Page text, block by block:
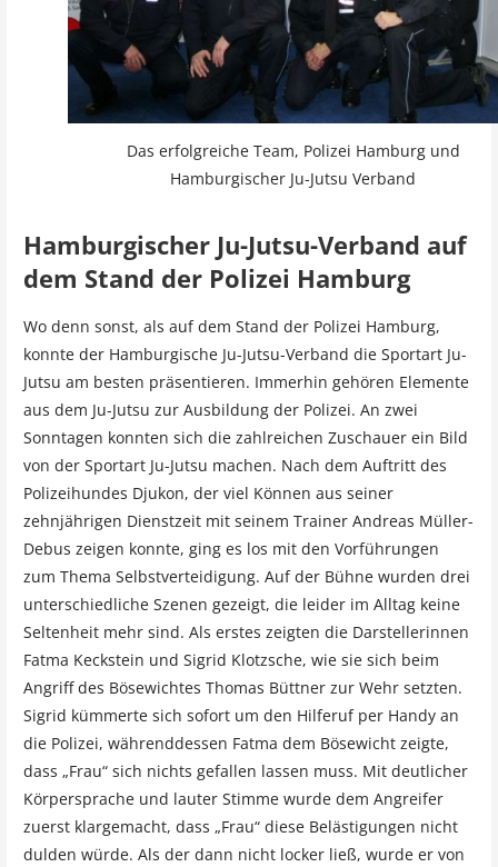
Das erfolgreiche Team, Polizei Hamburg und
Hamburgischer Ju-Jutsu Verband
Hamburgischer Ju-Jutsu-Verband auf
dem Stand der Polizei Hamburg
Wo denn sonst, als auf dem Stand der Polizei Hamburg,
konnte der Hamburgische Ju-Jutsu-Verband die Sportart Ju-
Jutsu am besten präsentieren. Immerhin gehören Elemente
aus dem Ju-Jutsu zur Ausbildung der Polizei. An zwei
Sonntagen konnten sich die zahlreichen Zuschauer ein Bild
von der Sportart Ju-Jutsu machen. Nach dem Auftritt des
Polizeihundes Djukon, der viel Können aus seiner
zehnjährigen Dienstzeit mit seinem Trainer Andreas Müller-
Debus zeigen konnte, ging es los mit den Vorführungen
zum Thema Selbstverteidigung. Auf der Bühne wurden drei
unterschiedliche Szenen gezeigt, die leider im Alltag keine
Seltenheit mehr sind. Als erstes zeigten die Darstellerinnen
Fatma Keckstein und Sigrid Klotzsche, wie sie sich beim
Angriff des Bösewichtes Thomas Büttner zur Wehr setzten.
Sigrid kümmerte sich sofort um den Hilferuf per Handy an
die Polizei, währenddessen Fatma dem Bösewicht zeigte,
dass „Frau“ sich nichts gefallen lassen muss. Mit deutlicher
Körpersprache und lauter Stimme wurde dem Angreifer
zuerst klargemacht, dass „Frau“ diese Belästigungen nicht
dulden würde. Als der dann nicht locker ließ, wurde er von